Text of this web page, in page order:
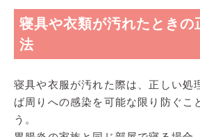
寝具や衣類が汚れたときの
法
寝具や衣服が汚れた際は、正しい処
ば周りへの感染を可能な限り防ぐこ
う。